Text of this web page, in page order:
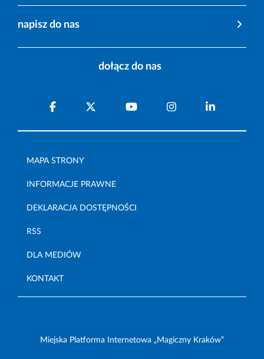
napisz do nas
dołącz do nas
MAPA STRONY
INFORMACJE PRAWNE
DEKLARACJA DOSTĘPNOŚCI
RSS
DLA MEDIÓW
KONTAKT
Miejska Platforma Internetowa „Magiczny Kraków”